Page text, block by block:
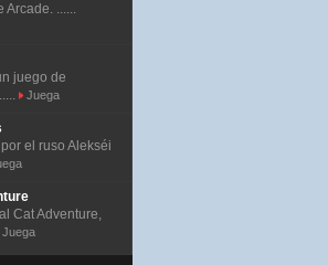
Arcade. ......
juego de
Juega
el ruso Alekséi
Cat Adventure,
Juega